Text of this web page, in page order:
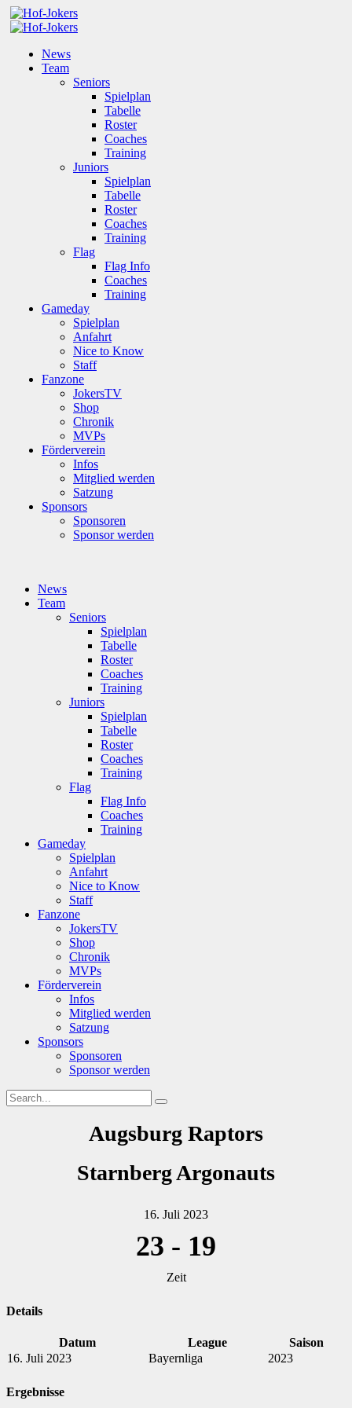
News
Team
Seniors
Spielplan
Tabelle
Roster
Coaches
Training
Juniors
Spielplan
Tabelle
Roster
Coaches
Training
Flag
Flag Info
Coaches
Training
Gameday
Spielplan
Anfahrt
Nice to Know
Staff
Fanzone
JokersTV
Shop
Chronik
MVPs
Förderverein
Infos
Mitglied werden
Satzung
Sponsors
Sponsoren
Sponsor werden
News
Team
Seniors
Spielplan
Tabelle
Roster
Coaches
Training
Juniors
Spielplan
Tabelle
Roster
Coaches
Training
Flag
Flag Info
Coaches
Training
Gameday
Spielplan
Anfahrt
Nice to Know
Staff
Fanzone
JokersTV
Shop
Chronik
MVPs
Förderverein
Infos
Mitglied werden
Satzung
Sponsors
Sponsoren
Sponsor werden
Augsburg Raptors
Starnberg Argonauts
16. Juli 2023
23 - 19
Zeit
Details
Datum League
Saison
16. Juli 2023
Bayernliga 2023
Ergebnisse